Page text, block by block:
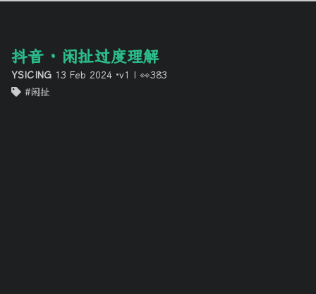
抖音 · 闲扯过度理解
YSICING 13 Feb 2024 ·v1 |👀383
闲扯